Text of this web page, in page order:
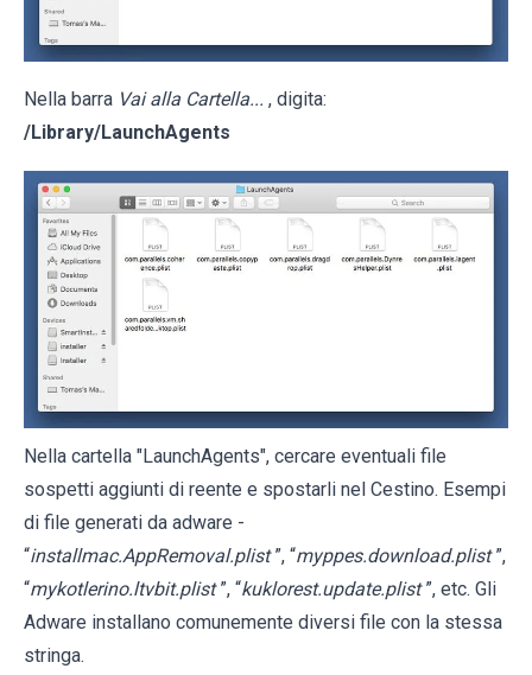
Nella barra Vai alla Cartella... , digita:
/Library/LaunchAgents
Nella cartella "LaunchAgents", cercare eventuali file
sospetti aggiunti di reente e spostarli nel Cestino. Esempi
di file generati da adware -
“installmac.AppRemoval.plist ”, “myppes.download.plist ”,
“mykotlerino.ltvbit.plist ”, “kuklorest.update.plist ”, etc. Gli
Adware installano comunemente diversi file con la stessa
stringa.